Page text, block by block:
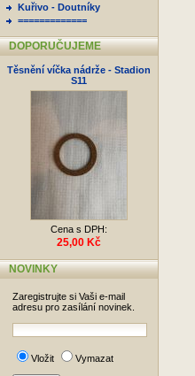
Kuřivo - Doutníky
=============
DOPORUČUJEME
Těsnění víčka nádrže - Stadion
S11
Cena s DPH:
25,00 Kč
NOVINKY
Zaregistrujte si Vaši e-mail
adresu pro zasílání novinek.
Vložit Vymazat